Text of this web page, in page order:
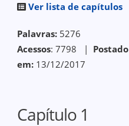
Ver lista de capítulos
Palavras: 5276
Acessos: 7798 | Postado
em: 13/12/2017
Capítulo 1